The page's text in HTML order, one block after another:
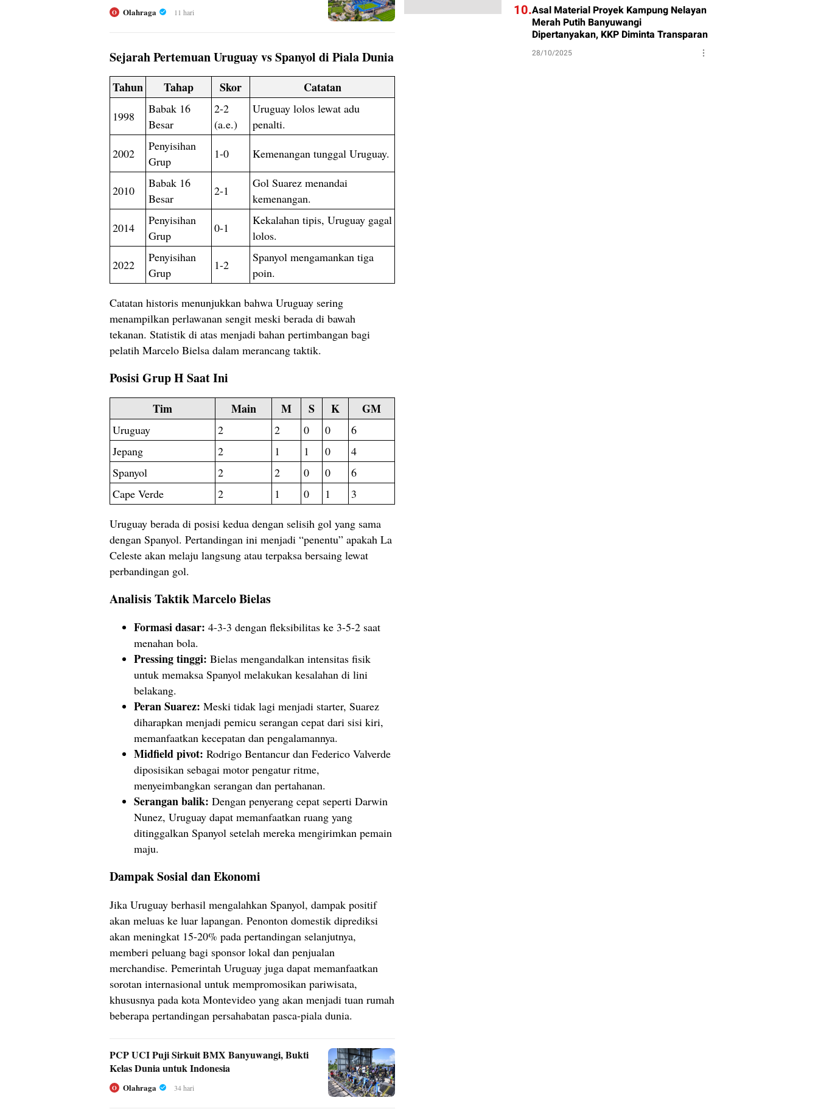
O Olahraga 11 hari
Sejarah Pertemuan Uruguay vs Spanyol di Piala Dunia
Tahun Tahap Skor Catatan
1998
Babak 16
Besar
2-2
(a.e.)
Uruguay lolos lewat adu
penalti.
2002
Penyisihan
Grup
1-0 Kemenangan tunggal Uruguay.
2010
Babak 16
Besar
2-1
Gol Suarez menandai
kemenangan.
2014
Penyisihan
Grup
0-1
Kekalahan tipis, Uruguay gagal
lolos.
2022
Penyisihan
Grup
1-2
Spanyol mengamankan tiga
poin.
Catatan historis menunjukkan bahwa Uruguay sering
menampilkan perlawanan sengit meski berada di bawah
tekanan. Statistik di atas menjadi bahan pertimbangan bagi
pelatih Marcelo Bielsa dalam merancang taktik.
Posisi Grup H Saat Ini
Tim Main M S K GM
Uruguay 2 2 0 0
6
Jepang
2 1 1 0
4
Spanyol
2 2 0 0
6
Cape Verde
2 1 0 1 3
Uruguay berada di posisi kedua dengan selisih gol yang sama
dengan Spanyol. Pertandingan ini menjadi “penentu” apakah La
Celeste akan melaju langsung atau terpaksa bersaing lewat
perbandingan gol.
Analisis Taktik Marcelo Bielas
Formasi dasar: 4-3-3 dengan fleksibilitas ke 3-5-2 saat
menahan bola.
Pressing tinggi: Bielas mengandalkan intensitas fisik
untuk memaksa Spanyol melakukan kesalahan di lini
belakang.
Peran Suarez: Meski tidak lagi menjadi starter, Suarez
diharapkan menjadi pemicu serangan cepat dari sisi kiri,
memanfaatkan kecepatan dan pengalamannya.
Midfield pivot: Rodrigo Bentancur dan Federico Valverde
diposisikan sebagai motor pengatur ritme,
menyeimbangkan serangan dan pertahanan.
Serangan balik: Dengan penyerang cepat seperti Darwin
Nunez, Uruguay dapat memanfaatkan ruang yang
ditinggalkan Spanyol setelah mereka mengirimkan pemain
maju.
Dampak Sosial dan Ekonomi
Jika Uruguay berhasil mengalahkan Spanyol, dampak positif
akan meluas ke luar lapangan. Penonton domestik diprediksi
akan meningkat 15-20% pada pertandingan selanjutnya,
memberi peluang bagi sponsor lokal dan penjualan
merchandise. Pemerintah Uruguay juga dapat memanfaatkan
sorotan internasional untuk mempromosikan pariwisata,
khususnya pada kota Montevideo yang akan menjadi tuan rumah
beberapa pertandingan persahabatan pasca-piala dunia.
PCP UCI Puji Sirkuit BMX Banyuwangi, Bukti
Kelas Dunia untuk Indonesia
O Olahraga 34 hari
10.Asal Material Proyek Kampung Nelayan
Merah Putih Banyuwangi
Dipertanyakan, KKP Diminta Transparan
28/10/2025